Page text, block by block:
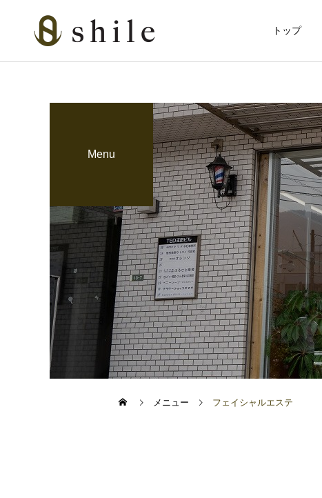
トップ
カット
美肌脱毛
ビジネスマンの戦闘服
は“髪と肌”だった
育毛関連
血流アップで冬の抜け毛対
策！グロッティ育毛スパの
すすめ
Menu
メニュー フェイシャルエステ